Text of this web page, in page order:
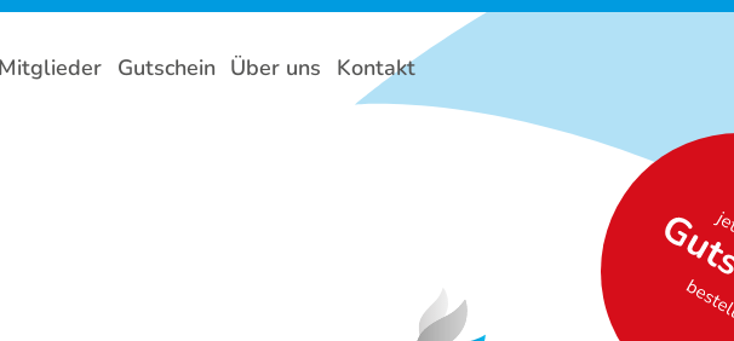
Mitglieder Gutschein Über uns Kontakt